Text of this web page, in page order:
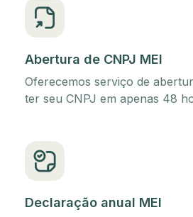
Abertura de CNPJ MEI
Oferecemos serviço de
ter seu CNPJ em apenas 48
Declaração anual MEI